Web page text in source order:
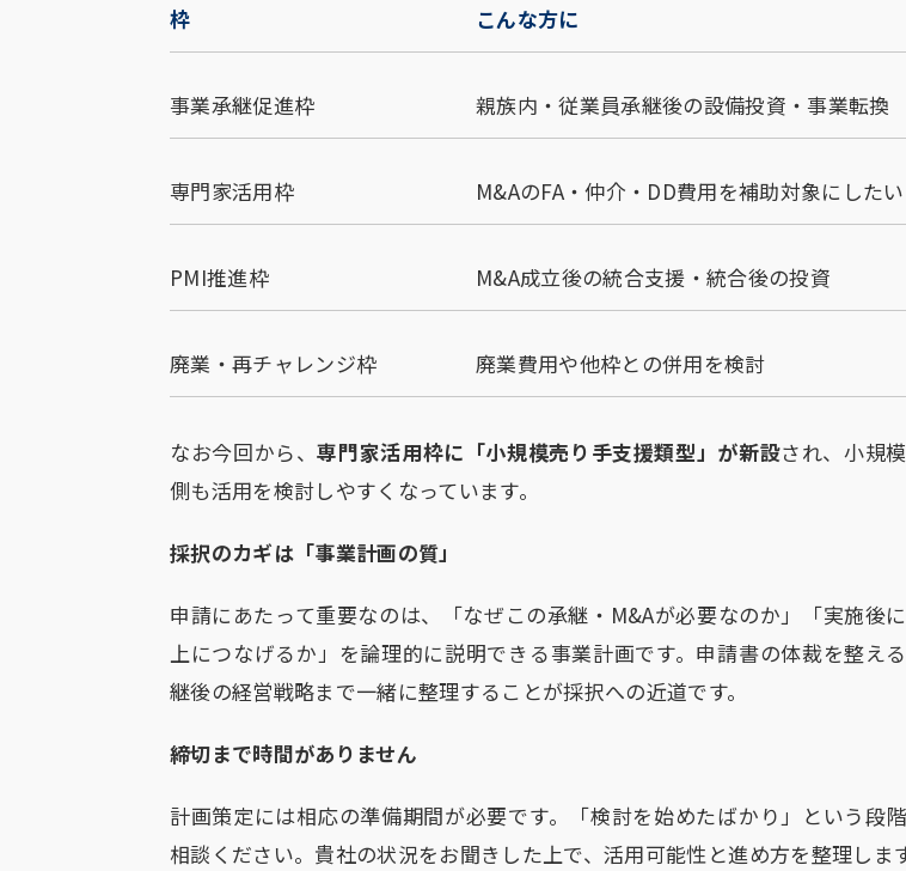
枠 こんな方に
事業承継促進枠 親族内・従業員承継後の設備投資・事業転換
専門家活用枠 M&AのFA・仲介・DD費用を補助対象にしたい
PMI推進枠 M&A成立後の統合支援・統合後の投資
廃業・再チャレンジ枠 廃業費用や他枠との併用を検討
なお今回から、専門家活用枠に「小規模売り手支援類型」が新設され、小規
側も活用を検討しやすくなっています。
採択のカギは「事業計画の質」
申請にあたって重要なのは、「なぜこの承継・M&Aが必要なのか」「実施後
上につなげるか」を論理的に説明できる事業計画です。申請書の体裁を整え
継後の経営戦略まで一緒に整理することが採択への近道です。
締切まで時間がありません
計画策定には相応の準備期間が必要です。「検討を始めたばかり」という段
相談ください。貴社の状況をお聞きした上で、活用可能性と進め方を整理します